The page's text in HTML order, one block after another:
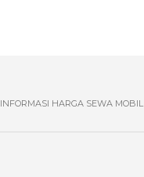
INFORMASI HARGA SEWA MOBIL